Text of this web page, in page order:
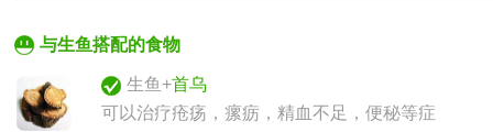
与生鱼搭配的食物
生鱼+首乌
可以治疗疮疡，瘰疬，精血不足，便秘等症